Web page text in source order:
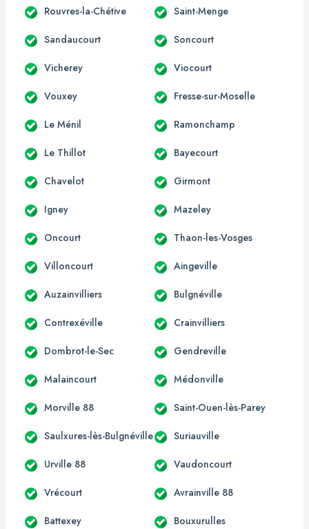
Rouvres-la-Chétive Saint-Menge
Sandaucourt Soncourt
Vicherey Viocourt
Vouxey Fresse-sur-Moselle
Le Ménil Ramonchamp
Le Thillot Bayecourt
Chavelot Girmont
Igney Mazeley
Oncourt Thaon-les-Vosges
Villoncourt Aingeville
Auzainvilliers Bulgnéville
Contrexéville Crainvilliers
Dombrot-le-Sec Gendreville
Malaincourt Médonville
Morville 88 Saint-Ouen-lès-Parey
Saulxures-lès-Bulgnéville Suriauville
Urville 88 Vaudoncourt
Vrécourt Avrainville 88
Battexey Bouxurulles